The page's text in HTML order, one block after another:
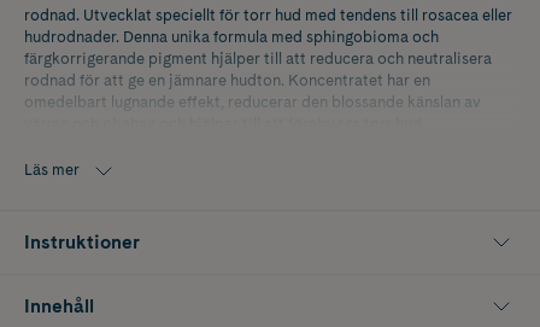
rodnad. Utvecklat speciellt för torr hud med tendens till rosacea eller
hudrodnader. Denna unika formula med sphingobioma och
färgkorrigerande pigment hjälper till att reducera och neutralisera
rodnad för att ge en jämnare hudton. Koncentratet har en
omedelbart lugnande effekt, reducerar den blossande känslan av
Läs mer
Instruktioner
Innehåll